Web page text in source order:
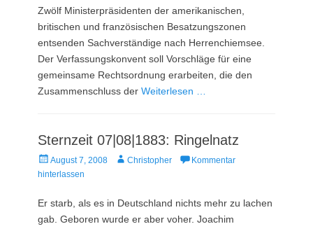
Zwölf Ministerpräsidenten der amerikanischen,
britischen und französischen Besatzungszonen
entsenden Sachverständige nach Herrenchiemsee.
Der Verfassungskonvent soll Vorschläge für eine
gemeinsame Rechtsordnung erarbeiten, die den
Zusammenschluss der Weiterlesen …
Sternzeit 07|08|1883: Ringelnatz
Veröffentlicht
am
August 7, 2008 AutorChristopher
Kommentar
hinterlassen
Er starb, als es in Deutschland nichts mehr zu lachen
gab. Geboren wurde er aber voher. Joachim